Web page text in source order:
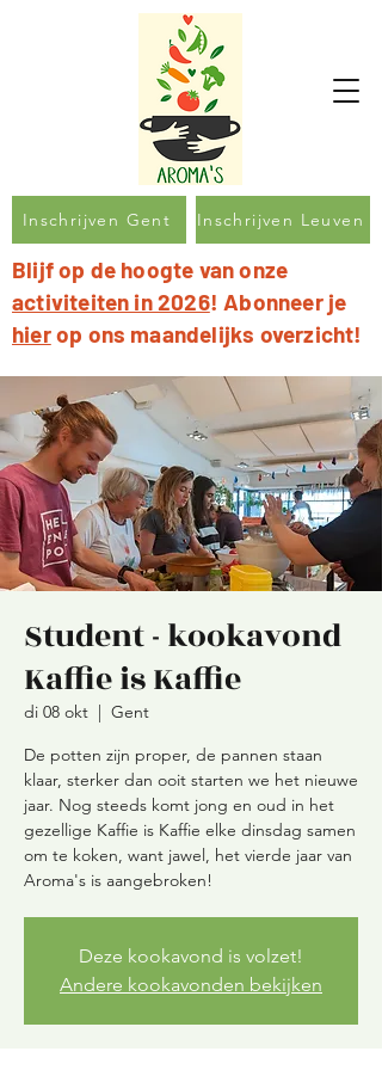
Inschrijven Gent Inschrijven Leuven
Blijf op de hoogte van onze
activiteiten in 2026! Abonneer je
hierop ons maandelijks overzicht!
Student - kookavond
Kaffie is Kaffie
di 08 okt
  |
Gent
De potten zijn proper, de pannen staan
klaar, sterker dan ooit starten we het nieuwe
jaar. Nog steeds komt jong en oud in het
gezellige Kaffie is Kaffie elke dinsdag samen
om te koken, want jawel, het vierde jaar van
Aroma's is aangebroken!
Deze kookavond is volzet!
Andere kookavonden bekijken